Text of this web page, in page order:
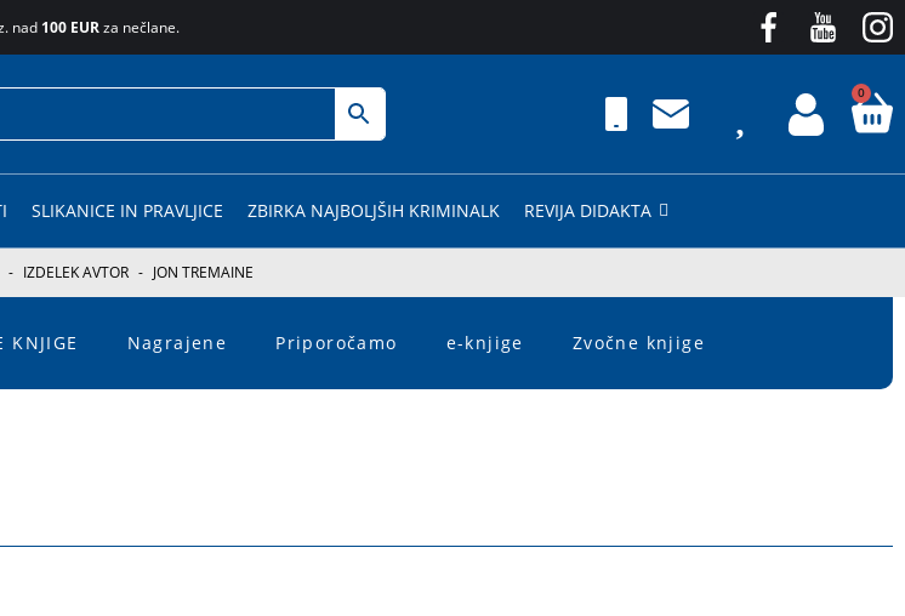
nad 100 EURza nečlane.
0
SLIKANICE IN PRAVLJICE ZBIRKA NAJBOLJŠIH KRIMINALK REVIJA DIDAKTA
- IZDELEK AVTOR - JON TREMAINE
KNJIGE Nagrajene Priporočamo e-knjige Zvočne knjige